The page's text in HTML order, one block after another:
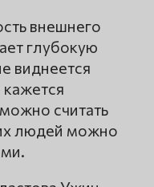
внешнего
глубокую
виднеется
считать
людей можно